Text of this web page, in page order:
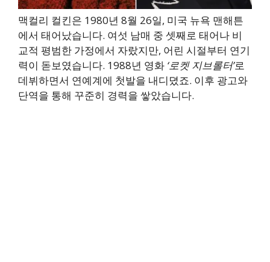
맥컬리 컬킨은 1980년 8월 26일, 미국 뉴욕 맨해튼
에서 태어났습니다. 여섯 남매 중 셋째로 태어나 비
교적 평범한 가정에서 자랐지만, 어린 시절부터 연기
력이 돋보였습니다. 1988년 영화 ‘로켓 지브롤터’로
데뷔하면서 연예계에 첫발을 내디뎠죠. 이후 광고와
단역을 통해 꾸준히 경력을 쌓았습니다.